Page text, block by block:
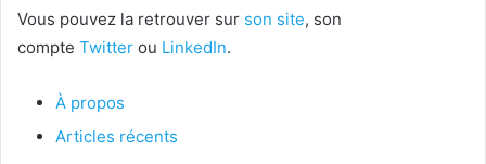
Vous pouvez la retrouver sur son site, son
compte Twitter ou LinkedIn.
À propos
Articles récents